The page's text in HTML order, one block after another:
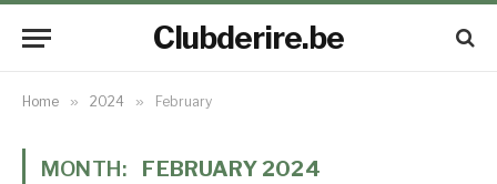
Clubderire.be
Home » 2024 » February
MONTH: FEBRUARY 2024